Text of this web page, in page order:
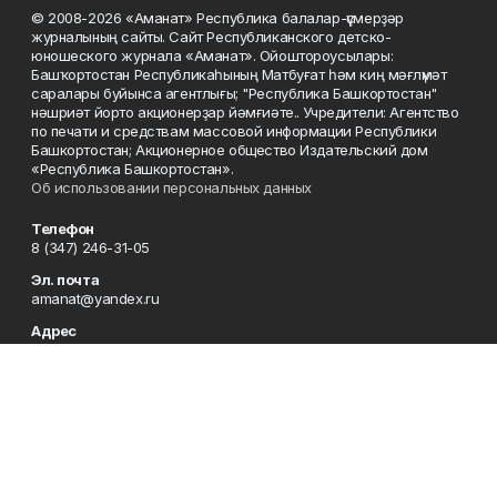
© 2008-2026 «Аманат» Республика балалар-үҫмерҙәр
журналының сайты. Сайт Республиканского детско-
юношеского журнала «Аманат». Ойоштороусылары:
Башҡортостан Республикаһының Матбуғат һәм киң мәғлүмәт
саралары буйынса агентлығы; "Республика Башкортостан"
нәшриәт йорто акционерҙар йәмғиәте.. Учредители: Агентство
по печати и средствам массовой информации Республики
Башкортостан; Акционерное общество Издательский дом
«Республика Башкортостан».
Об использовании персональных данных
Телефон
8 (347) 246-31-05
Эл. почта
amanat@yandex.ru
Адрес
450079, Республика Башкортостан, г. Уфа, ул. 50-летия